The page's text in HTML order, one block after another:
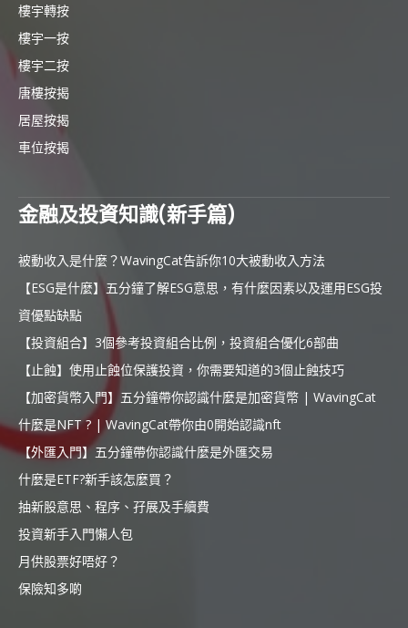
樓宇轉按
樓宇一按
樓宇二按
唐樓按揭
居屋按揭
車位按揭
金融及投資知識(新手篇)
被動收入是什麼？WavingCat告訴你10大被動收入方法
【ESG是什麼】五分鐘了解ESG意思，有什麼因素以及運用ESG投
資優點缺點
【投資組合】3個參考投資組合比例，投資組合優化6部曲
【止蝕】使用止蝕位保護投資，你需要知道的3個止蝕技巧
【加密貨幣入門】五分鐘帶你認識什麼是加密貨幣 | WavingCat
什麼是NFT ? | WavingCat帶你由0開始認識nft
【外匯入門】五分鐘帶你認識什麼是外匯交易
什麼是ETF?新手該怎麼買？
抽新股意思、程序、孖展及手續費
投資新手入門懶人包
月供股票好唔好？
保險知多啲